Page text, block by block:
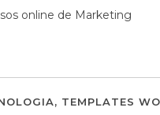
online de Marketing
, TEMPLATES